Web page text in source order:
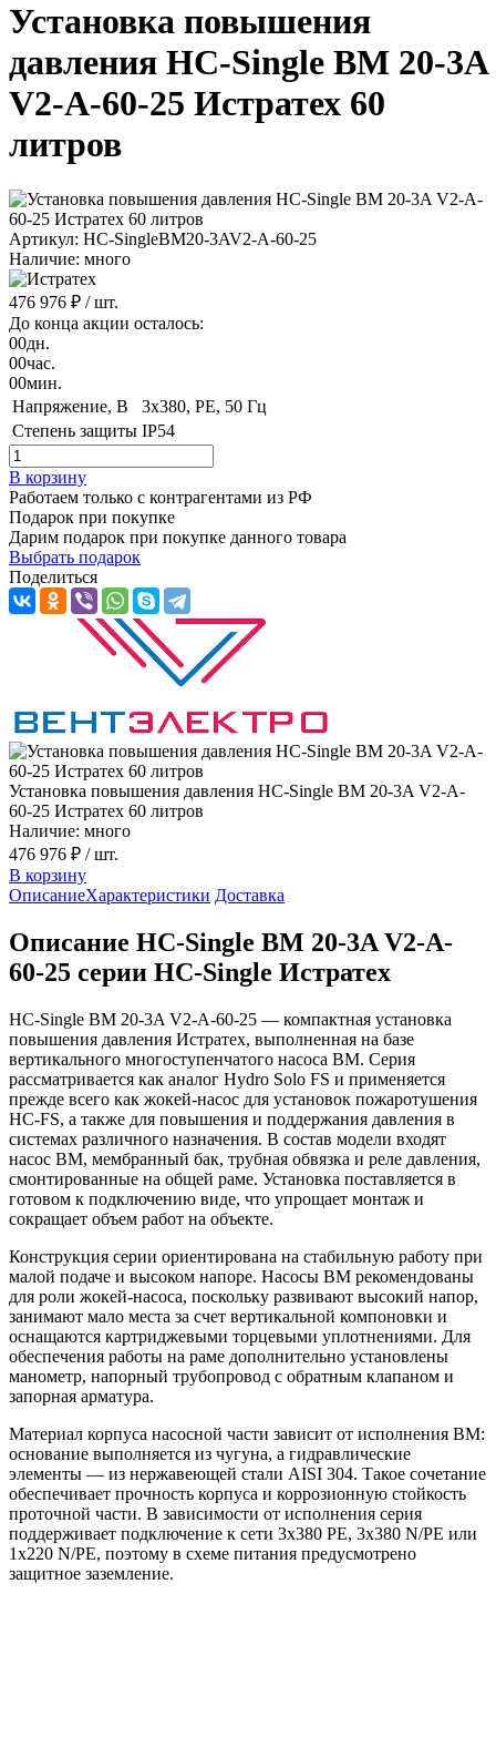
Установка повышения
давления HC-Single BM 20-3A
V2-A-60-25 Истратех 60
литров
Артикул: HC-SingleBM20-3AV2-A-60-25
Наличие: много
476 976 ₽ / шт.
До конца акции осталось:
00дн.
00час.
00мин.
Напряжение, B
3x380, PE, 50 Гц
Степень защиты IP54
В корзину
Работаем только с контрагентами из РФ
Подарок при покупке
Дарим подарок при покупке данного товара
Выбрать подарок
Поделиться
Установка повышения давления HC-Single BM 20-3A V2-A-
60-25 Истратех 60 литров
Наличие: много
476 976 ₽ / шт.
В корзину
ОписаниеХарактеристики Доставка
Описание HC-Single BM 20-3A V2-A-
60-25 серии HC-Single Истратех
HC-Single BM 20-3A V2-A-60-25 — компактная установка
повышения давления Истратех, выполненная на базе
вертикального многоступенчатого насоса BM. Серия
рассматривается как аналог Hydro Solo FS и применяется
прежде всего как жокей-насос для установок пожаротушения
HC-FS, а также для повышения и поддержания давления в
системах различного назначения. В состав модели входят
насос BM, мембранный бак, трубная обвязка и реле давления,
смонтированные на общей раме. Установка поставляется в
готовом к подключению виде, что упрощает монтаж и
сокращает объем работ на объекте.
Конструкция серии ориентирована на стабильную работу при
малой подаче и высоком напоре. Насосы BM рекомендованы
для роли жокей-насоса, поскольку развивают высокий напор,
занимают мало места за счет вертикальной компоновки и
оснащаются картриджевыми торцевыми уплотнениями. Для
обеспечения работы на раме дополнительно установлены
манометр, напорный трубопровод с обратным клапаном и
запорная арматура.
Материал корпуса насосной части зависит от исполнения BM:
основание выполняется из чугуна, а гидравлические
элементы — из нержавеющей стали AISI 304. Такое сочетание
обеспечивает прочность корпуса и коррозионную стойкость
проточной части. В зависимости от исполнения серия
поддерживает подключение к сети 3x380 PE, 3x380 N/PE или
1x220 N/PE, поэтому в схеме питания предусмотрено
защитное заземление.